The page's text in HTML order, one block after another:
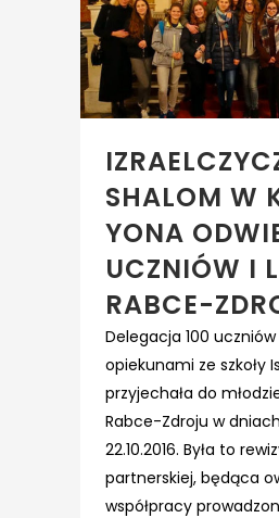
SHALOM W
YONA
UCZNIÓW I
RABCE-
Delegacja 100 uczniów
opiekunami ze szkoły
przyjechała do
Rabce-Zdroju w dniach
22.10.2016. Była to
partnerskiej, będąca
współpracy